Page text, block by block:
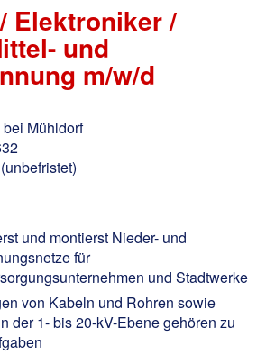
Elektroniker /
und
m/w/d
Mühldorf
und montierst Nieder- und
für
und Stadtwerke
von Kabeln und Rohren sowie
der 1- bis 20-kV-Ebene gehören zu